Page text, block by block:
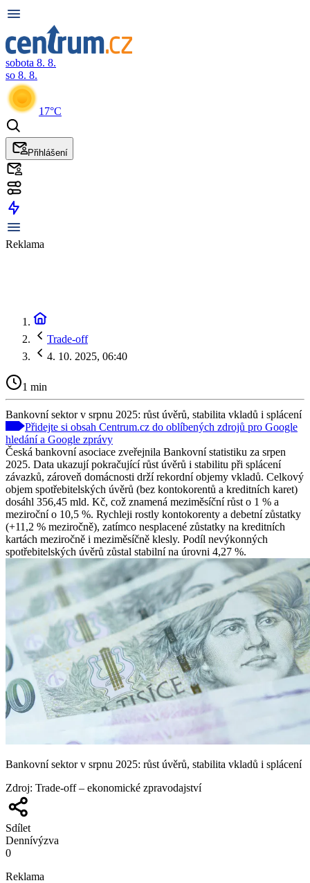
sobota 8. 8.
so 8. 8.
17°C
Přihlášení
Reklama
Trade-off
4. 10. 2025, 06:40
1 min
Bankovní sektor v srpnu 2025: růst úvěrů, stabilita vkladů i splácení
Přidejte si obsah Centrum.cz do oblíbených zdrojů pro Google
hledání a Google zprávy
Česká bankovní asociace zveřejnila Bankovní statistiku za srpen
2025. Data ukazují pokračující růst úvěrů i stabilitu při splácení
závazků, zároveň domácnosti drží rekordní objemy vkladů. Celkový
objem spotřebitelských úvěrů (bez kontokorentů a kreditních karet)
dosáhl 356,45 mld. Kč, což znamená meziměsíční růst o 1 % a
meziroční o 10,5 %. Rychleji rostly kontokorenty a debetní zůstatky
(+11,2 % meziročně), zatímco nesplacené zůstatky na kreditních
kartách meziročně i meziměsíčně klesly. Podíl nevýkonných
spotřebitelských úvěrů zůstal stabilní na úrovni 4,27 %.
Bankovní sektor v srpnu 2025: růst úvěrů, stabilita vkladů i splácení
Zdroj: Trade-off – ekonomické zpravodajství
Sdílet
Dennívýzva
0
Reklama